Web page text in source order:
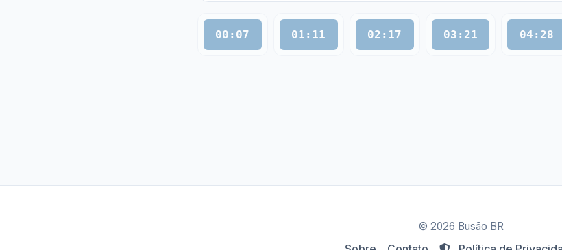
00:07 01:11 02:17 03:21 04:28
© 2026 Busão BR